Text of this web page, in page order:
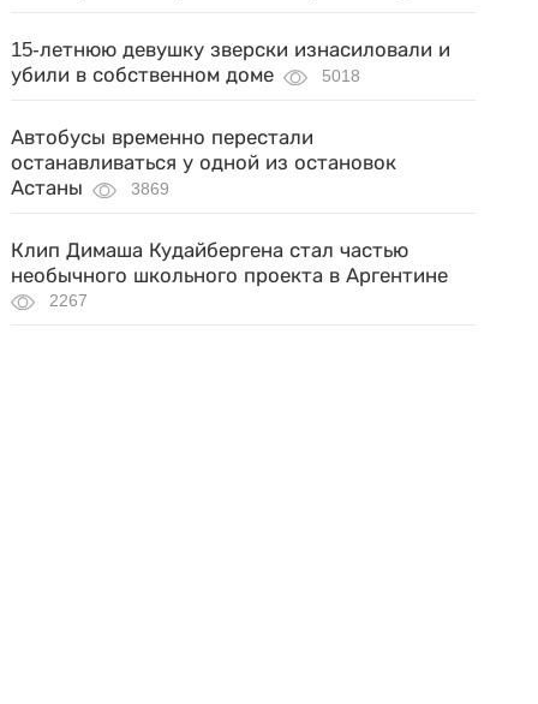
15-летнюю девушку зверски изнасиловали и
убили в собственном доме
5018
Автобусы временно перестали
останавливаться у одной из остановок
Астаны
3869
Клип Димаша Кудайбергена стал частью
необычного школьного проекта в Аргентине
2267